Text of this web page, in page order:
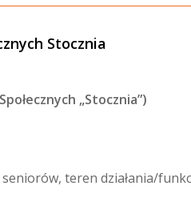
Stocznia
„Stocznia”)
teren działania/